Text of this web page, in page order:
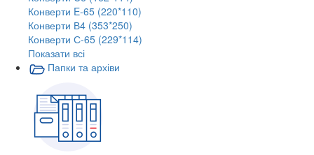
Конверти E-65 (220*110)
Конверти В4 (353*250)
Конверти С-65 (229*114)
Показати всі
Папки та архіви